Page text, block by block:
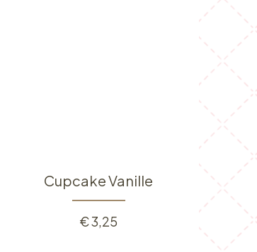
Cupcake Vanille
€3,25